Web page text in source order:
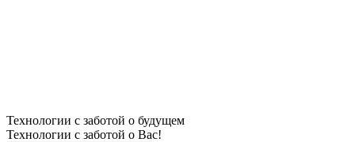
Технологии с заботой о будущем
Технологии с заботой о Вас!